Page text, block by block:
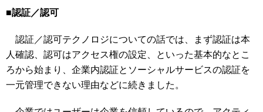
■認証／認可
認証／認可テクノロジについての話では、まず認証は本
人確認、認可はアクセス権の設定、といった基本的なとこ
ろから始まり、企業内認証とソーシャルサービスの認証を
一元管理できない理由などに続きました。